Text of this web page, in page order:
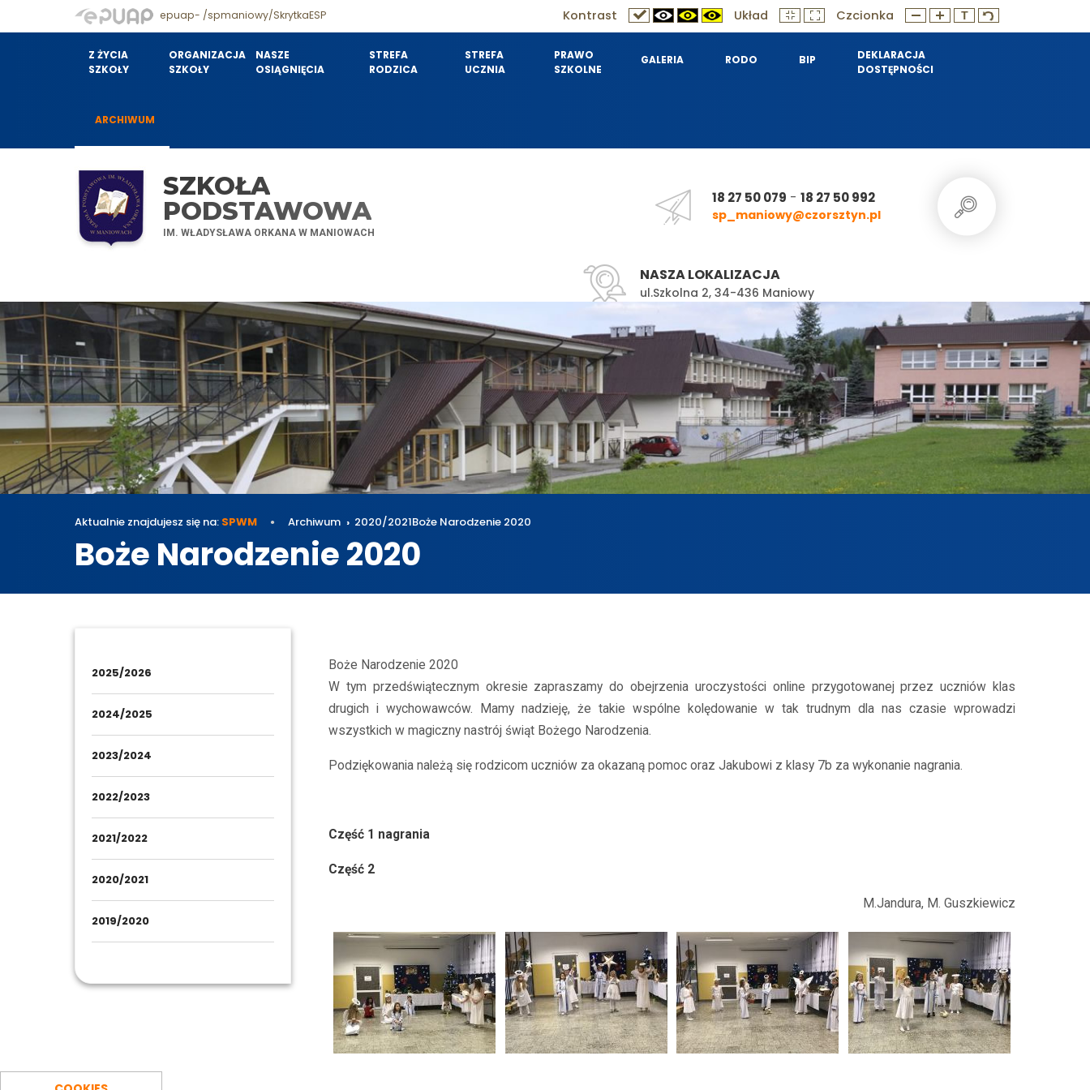
epuap- /spmaniowy/SkrytkaESP Kontrast Układ Czcionka
Z ŻYCIA
SZKOŁY
ORGANIZACJA
SZKOŁY
NASZE
OSIĄGNIĘCIA
STREFA
RODZICA
STREFA
UCZNIA
PRAWO
SZKOLNE
GALERIA RODO BIP
DEKLARACJA
DOSTĘPNOŚCI
ARCHIWUM
SZKOŁA
PODSTAWOWA
IM. WŁADYSŁAWA ORKANA W MANIOWACH
18 27 50 079 - 18 27 50 992
sp_maniowy@czorsztyn.pl
NASZA LOKALIZACJA
ul.Szkolna 2, 34-436 Maniowy
Aktualnie znajdujesz się na: SPWM Archiwum 2020/2021Boże Narodzenie 2020
Boże Narodzenie 2020
2025/2026
2024/2025
2023/2024
2022/2023
2021/2022
2020/2021
2019/2020
Boże Narodzenie 2020
W tym przedświątecznym okresie zapraszamy do obejrzenia uroczystości online przygotowanej przez uczniów klas
drugich i wychowawców. Mamy nadzieję, że takie wspólne kolędowanie w tak trudnym dla nas czasie wprowadzi
wszystkich w magiczny nastrój świąt Bożego Narodzenia.
Podziękowania należą się rodzicom uczniów za okazaną pomoc oraz Jakubowi z klasy 7b za wykonanie nagrania.
Część 1 nagrania
Część 2
M.Jandura, M. Guszkiewicz